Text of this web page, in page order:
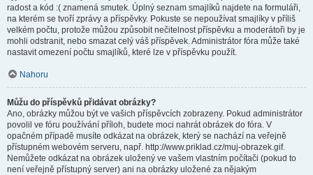
radost a kód :( znamená smutek. Úplný seznam smajlíků najdete na formuláři,
na kterém se tvoří zprávy a příspěvky. Pokuste se nepoužívat smajlíky v příliš
velkém počtu, protože můžou způsobit nečitelnost příspěvku a moderátoři by je
mohli odstranit, nebo smazat celý váš příspěvek. Administrátor fóra může také
nastavit omezení počtu smajlíků, které lze v příspěvku použít.
Nahoru
Můžu do příspěvků přidávat obrázky?
Ano, obrázky můžou být ve vašich příspěvcích zobrazeny. Pokud administrátor
povolil ve fóru používání příloh, budete moci nahrát obrázek do fóra. V
opačném případě musíte odkázat na obrázek, který se nachází na veřejně
přístupném webovém serveru, např. http://www.priklad.cz/muj-obrazek.gif.
Nemůžete odkázat na obrázek uložený ve vašem vlastním počítači (pokud to
není veřejně přístupný server) ani na obrázky uložené za nějakým